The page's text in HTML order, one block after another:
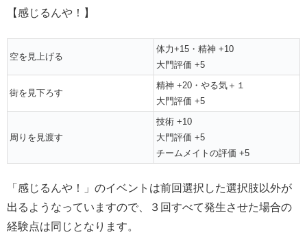
【感じるんや！】
空を見上げる
体力+15・精神 +10
大門評価 +5
街を見下ろす
精神 +20・やる気＋１
大門評価 +5
周りを見渡す
技術 +10
大門評価 +5
チームメイトの評価 +5
「感じるんや！」のイベントは前回選択した選択肢以外が
出るようなっていますので、３回すべて発生させた場合の
経験点は同じとなります。